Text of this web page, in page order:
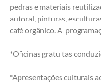
pedras e materiais
autoral, pinturas,
café orgânico. A
*Oficinas gratuitas
*Apresentações culturais